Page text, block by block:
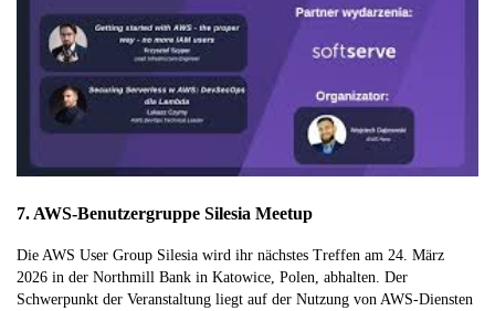
7. AWS-Benutzergruppe Silesia Meetup
Die AWS User Group Silesia wird ihr nächstes Treffen am 24. März
2026 in der Northmill Bank in Katowice, Polen, abhalten. Der
Schwerpunkt der Veranstaltung liegt auf der Nutzung von AWS-Diensten